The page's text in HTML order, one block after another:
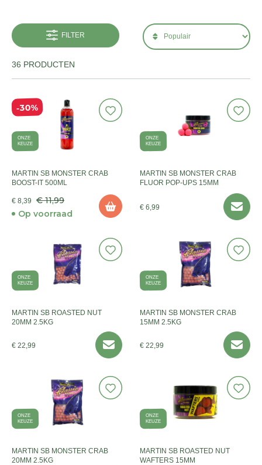
FILTER
36 PRODUCTEN
30%
ONZE
KEUZE
MARTIN SB MONSTER CRAB
BOOST-IT 500ML
€ 8,39
€ 11,99
Op voorraad
ONZE
KEUZE
MARTIN SB MONSTER CRAB
FLUOR POP-UPS 15MM
€ 6,99
ONZE
KEUZE
MARTIN SB ROASTED NUT
20MM 2.5KG
€ 22,99
ONZE
KEUZE
MARTIN SB MONSTER CRAB
15MM 2.5KG
€ 22,99
ONZE
KEUZE
MARTIN SB MONSTER CRAB
20MM 2.5KG
ONZE
KEUZE
MARTIN SB ROASTED NUT
WAFTERS 15MM